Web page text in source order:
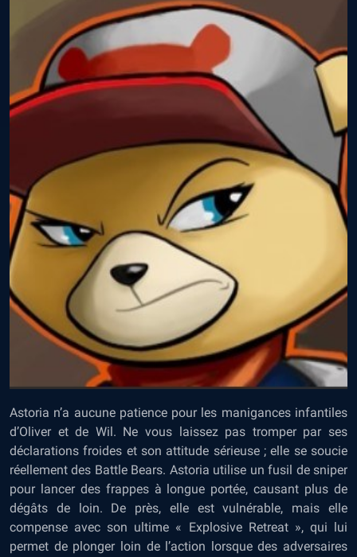
Astoria n’a aucune patience pour les manigances infantiles
d’Oliver et de Wil. Ne vous laissez pas tromper par ses
déclarations froides et son attitude sérieuse ; elle se soucie
réellement des Battle Bears. Astoria utilise un fusil de sniper
pour lancer des frappes à longue portée, causant plus de
dégâts de loin. De près, elle est vulnérable, mais elle
compense avec son ultime « Explosive Retreat », qui lui
permet de plonger loin de l’action lorsque des adversaires